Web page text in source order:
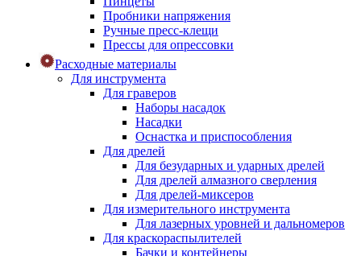
Пробники напряжения
Ручные пресс-клещи
Прессы для опрессовки
Расходные материалы
Для инструмента
Для граверов
Наборы насадок
Насадки
Оснастка и приспособления
Для дрелей
Для безударных и ударных дрелей
Для дрелей алмазного сверления
Для дрелей-миксеров
Для измерительного инструмента
Для лазерных уровней и дальномеров
Для краскораспылителей
Бачки и контейнеры